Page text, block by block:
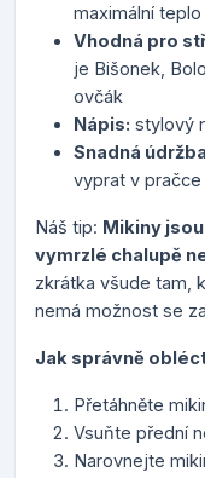
maximální
Vhodná pro
je Bišonek,
ovčák
Nápis: stylový
Snadná
vyprat v pračce
Náš tip: Mikiny
vymrzlé chalupě
zkrátka všude tam,
nemá možnost se
Jak správně
Přetáhněte
Vsuňte přední
Narovnejte